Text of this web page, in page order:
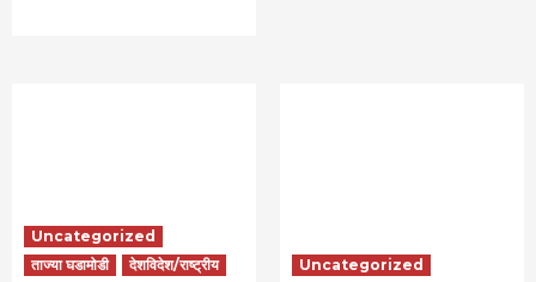
Uncategorized
ताज्या घडामोडी
देशविदेश/राष्ट्रीय
Uncategorized